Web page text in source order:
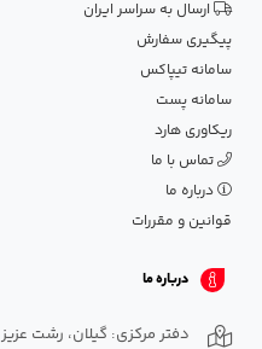
ارسال به سراسر ایران
پیگیری سفارش
سامانه تیپاکس
سامانه پست
ریکاوری هارد
تماس با ما
درباره ما
قوانین و مقررات
درباره ما
دفتر مرکزی: گیلان، رشت عزیز